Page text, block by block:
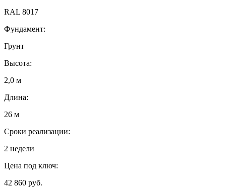
RAL 8017
Фундамент:
Грунт
Высота:
2,0 м
Длина:
26 м
Сроки реализации:
2 недели
Цена под ключ:
42 860 руб.